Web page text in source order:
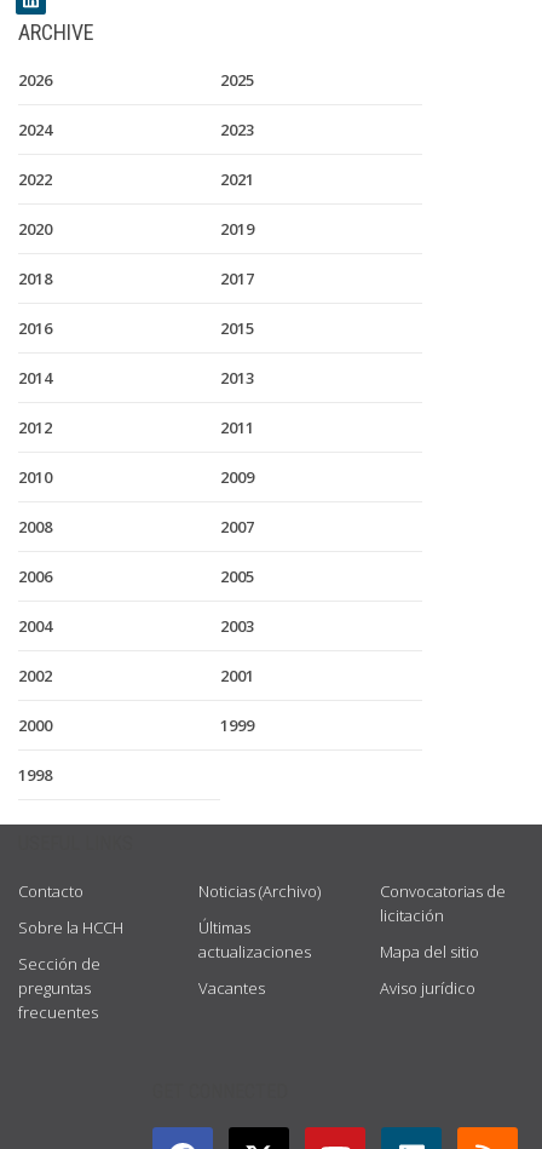
ARCHIVE
2026 2025
2024 2023
2022 2021
2020 2019
2018 2017
2016 2015
2014 2013
2012 2011
2010 2009
2008 2007
2006 2005
2004 2003
2002 2001
2000 1999
1998
Contacto
Sobre la HCCH
Sección de
preguntas
frecuentes
Noticias (Archivo)
Últimas
actualizaciones
Vacantes
Convocatorias de
licitación
Mapa del sitio
Aviso jurídico